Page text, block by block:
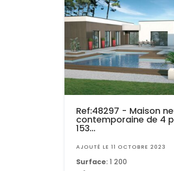
Ref:48297 - Maison
contemporaine de 4
153...
AJOUTÉ LE 11 OCTOBRE 2023
Surface: 1 200